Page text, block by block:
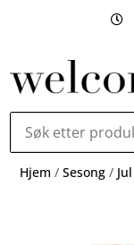

Hjem /Sesong / Jul